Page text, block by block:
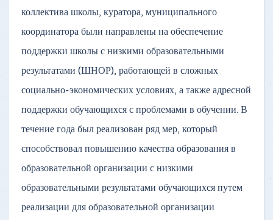
коллектива школы, куратора, муниципального
координатора были направлены на обеспечение
поддержки школы с низкими образовательными
результатами (ШНОР), работающей в сложных
социально-экономических условиях, а также адресной
поддержки обучающихся с проблемами в обучении. В
течение года был реализован ряд мер, который
способствовал повышению качества образования в
образовательной организации с низкими
образовательными результатами обучающихся путем
реализации для образовательной организации